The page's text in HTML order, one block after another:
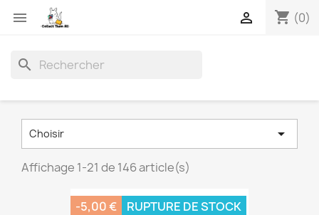
 shopping_cart (0)

search
Choisir 
Affichage 1-21 de 146 article(s)
-5,00 € RUPTURE DE STOCK